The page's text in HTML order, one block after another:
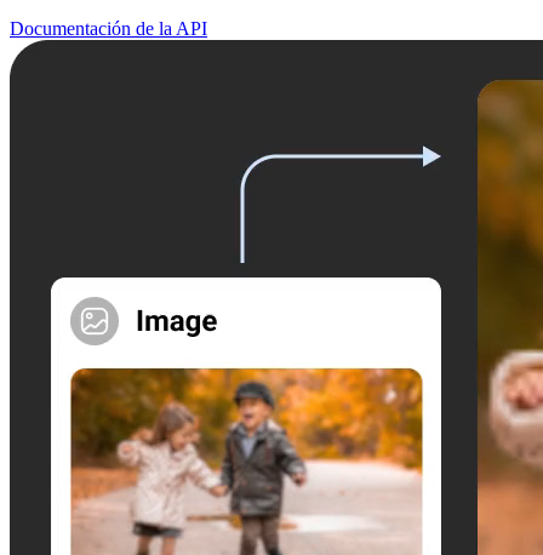
Documentación de la API